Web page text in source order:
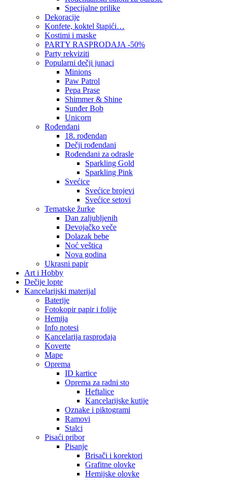
Specijalne prilike
Dekoracije
Konfete, koktel štapići…
Kostimi i maske
PARTY RASPRODAJA -50%
Party rekviziti
Popularni dečji junaci
Minions
Paw Patrol
Pepa Prase
Shimmer & Shine
Sunđer Bob
Unicorn
Rođendani
18. rođendan
Dečji rođendani
Rođendani za odrasle
Sparkling Gold
Sparkling Pink
Svećice
Svećice brojevi
Svećice setovi
Tematske žurke
Dan zaljubljenih
Devojačko veče
Dolazak bebe
Noć veštica
Nova godina
Ukrasni papir
Art i Hobby
Dečije lopte
Kancelarijski materijal
Baterije
Fotokopir papir i folije
Hemija
Info notesi
Kancelarija rasprodaja
Koverte
Mape
Oprema
ID kartice
Oprema za radni sto
Heftalice
Kancelarijske kutije
Oznake i piktogrami
Ramovi
Stalci
Pisaći pribor
Pisanje
Brisači i korektori
Grafitne olovke
Hemijske olovke